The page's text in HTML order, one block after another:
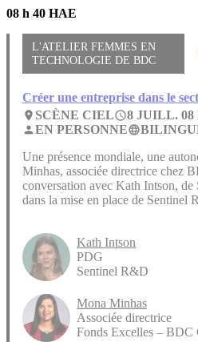
08 h 40 HAE
L'ATELIER FEMMES EN
TECHNOLOGIE DE BDC
Créer une entreprise dans le
place SCÈNE CIELaccess_time8 JUILL. 08
personEN PERSONNElanguage
Une présence mondiale, une
Minhas, associée directrice chez
conversation avec Kath Intson, de
dans la mise en place de Sentinel
Kath Intson
PDG
Sentinel R&D
Mona Minhas
Associée directrice
Fonds Excelles – BDC